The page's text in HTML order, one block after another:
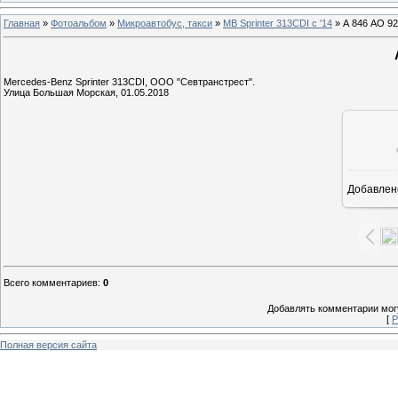
Главная » Фотоальбом » Микроавтобус, такси » MB Sprinter 313CDI с '14 » А 846 АО 92
Mercedes-Benz Sprinter 313CDI, ООО "Севтранстрест".
Улица Большая Морская, 01.05.2018
Всего комментариев: 0
Добавлять комментарии
[
Полная версия сайта